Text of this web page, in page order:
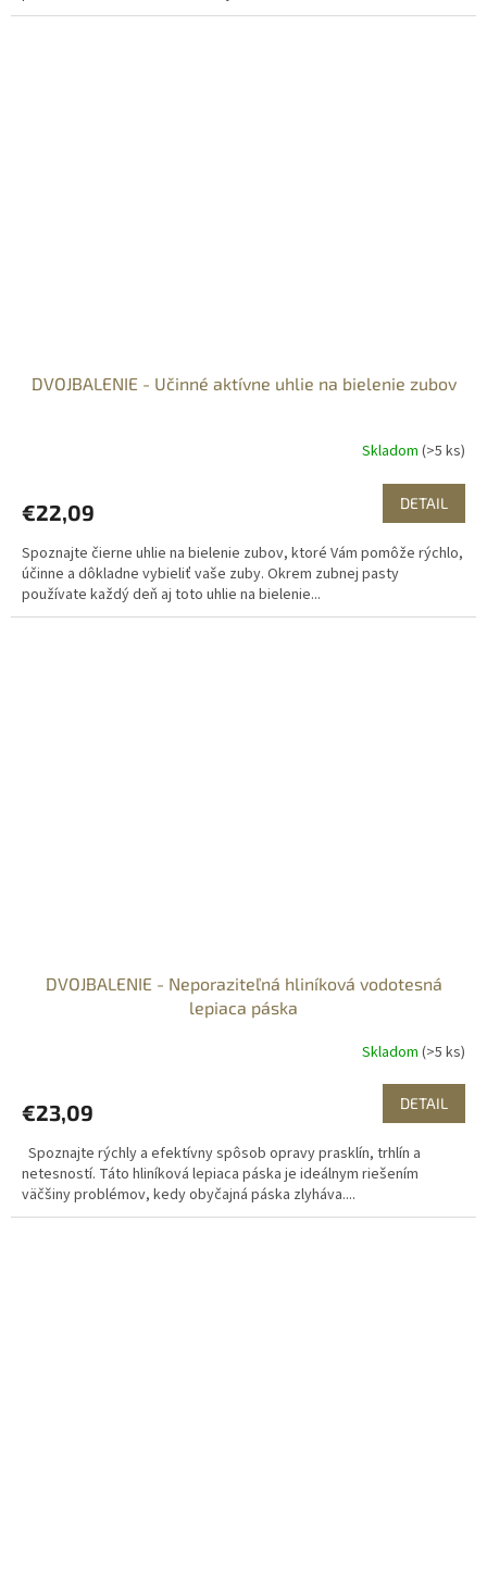
DVOJBALENIE - Učinné aktívne uhlie na bielenie zubov
Skladom (>5 ks)
€22,09 DETAIL
Spoznajte čierne uhlie na bielenie zubov, ktoré Vám pomôže rýchlo,
účinne a dôkladne vybieliť vaše zuby. Okrem zubnej pasty
používate každý deň aj toto uhlie na bielenie...
DVOJBALENIE - Neporaziteľná hliníková vodotesná
lepiaca páska
Skladom (>5 ks)
€23,09 DETAIL
Spoznajte rýchly a efektívny spôsob opravy prasklín, trhlín a
netesností. Táto hliníková lepiaca páska je ideálnym riešením
väčšiny problémov, kedy obyčajná páska zlyháva....